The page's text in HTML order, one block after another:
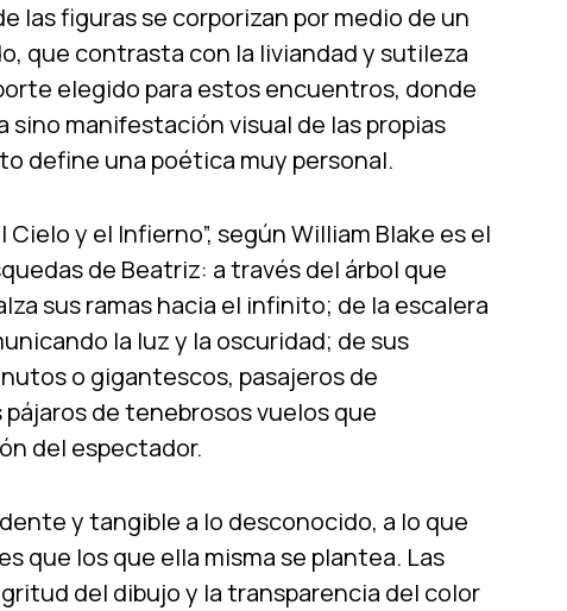
las figuras se corporizan por medio de un
que contrasta con la liviandad y sutileza
elegido para estos encuentros, donde
manifestación visual de las propias
define una poética muy personal.
y el Infierno”, según William Blake es el
de Beatriz: a través del árbol que
sus ramas hacia el infinito; de la escalera
la luz y la oscuridad; de sus
o gigantescos, pasajeros de
de tenebrosos vuelos que
del espectador.
y tangible a lo desconocido, a lo que
que los que ella misma se plantea. Las
del dibujo y la transparencia del color